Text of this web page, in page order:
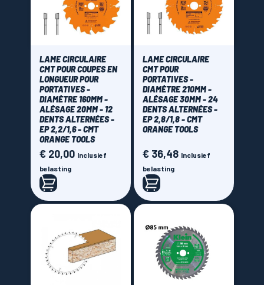
Epaisseur de rainure
Epaisseur
1,5 mm(13)
1,6 mm(4)
1,7mm(4)
1,8 mm(40)
2 mm(8)
2,2 mm(28)
2,3 mm
2,4 mm
2,6 mm
2,8 mm (87)
LAME CIRCULAIRE
CMT POUR COUPES EN
LONGUEUR POUR
PORTATIVES -
DIAMÈTRE 160MM -
ALÉSAGE 20MM - 12
DENTS ALTERNÉES -
EP 2,2/1,6 - CMT
ORANGE TOOLS
Prijs
€ 20,00 Inclusief
belasting
LAME CIRCULAIRE
CMT POUR
PORTATIVES -
DIAMÈTRE 210MM -
ALÉSAGE 30MM - 24
DENTS ALTERNÉES -
EP 2,8/1,8 - CMT
ORANGE TOOLS
Prijs
€ 36,48 Inclusief
belasting